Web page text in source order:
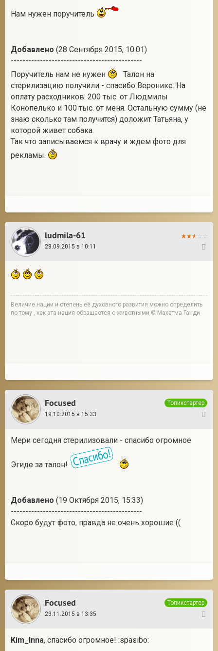
Нам нужен поручитель
Добавлено (28 Сентября 2015, 10:01)
---------------------------------------------
Поручитель нам не нужен
Талон на
стерилизацию получили - спасибо Веронике. На
оплату расходников: 200 тыс. от Людмилы
Конопелько и 100 тыс. от меня. Остальную сумму (не
знаю сколько там получится) доложит Татьяна, у
которой живет собака.
Так что записываемся к врачу и ждем фото для
рекламы.
ludmila-61
28.09.2015 в 10:11
Величие нации и степень её духовного развития можно определить
по тому , как эта нация обращается с животными © Махатма Ганди
Focused
Топикстартер
19.10.2015 в 15:33
Мери сегодня стерилизовали - спасибо огромное
Эгиде за талон!
Добавлено (19 Октября 2015, 15:33)
---------------------------------------------
Скоро будут фото, правда не очень хорошие ((
Focused
Топикстартер
23.11.2015 в 13:35
Kim_Inna, спасибо огромное! :spasibo: